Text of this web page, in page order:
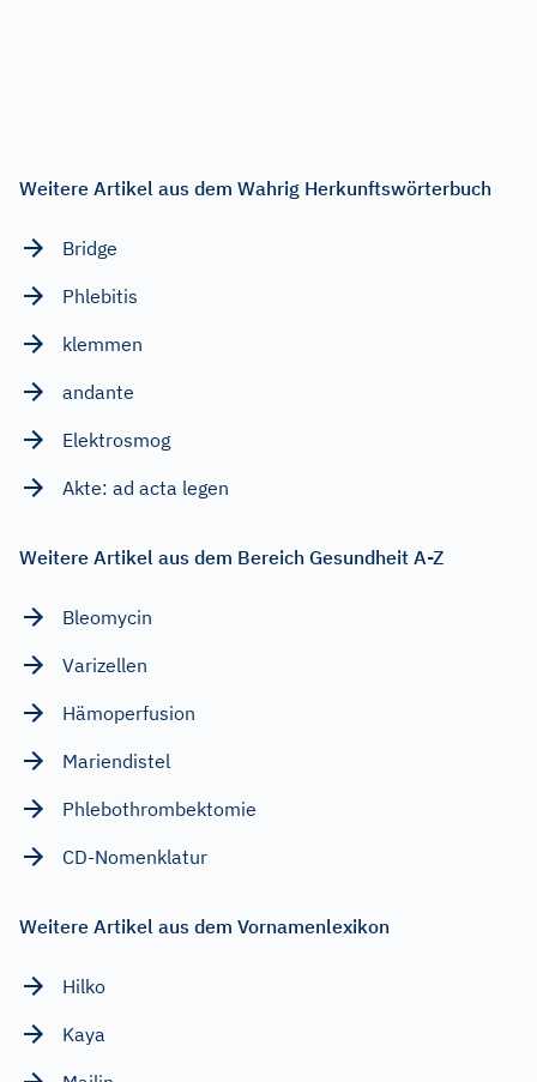
Weitere Artikel aus dem Wahrig Herkunftswörterbuch
Bridge
Phlebitis
klemmen
andante
Elektrosmog
Akte: ad acta legen
Weitere Artikel aus dem Bereich Gesundheit A-Z
Bleomycin
Varizellen
Hämoperfusion
Mariendistel
Phlebothrombektomie
CD-Nomenklatur
Weitere Artikel aus dem Vornamenlexikon
Hilko
Kaya